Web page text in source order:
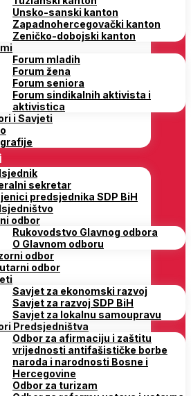
Unsko-sanski kanton
Zapadnohercegovački kanton
Zeničko-dobojski kanton
Forum mladih
Forum žena
Forum seniora
Forum sindikalnih aktivista i
aktivistica
i Savjeti
sekretar
predsjednika SDP BiH
odbor
Rukovodstvo Glavnog odbora
O Glavnom odboru
odbor
odbor
Savjet za ekonomski razvoj
Savjet za razvoj SDP BiH
Savjet za lokalnu samoupravu
Predsjedništva
Odbor za afirmaciju i zaštitu
vrijednosti antifašističke borbe
naroda i narodnosti Bosne i
Hercegovine
Odbor za turizam